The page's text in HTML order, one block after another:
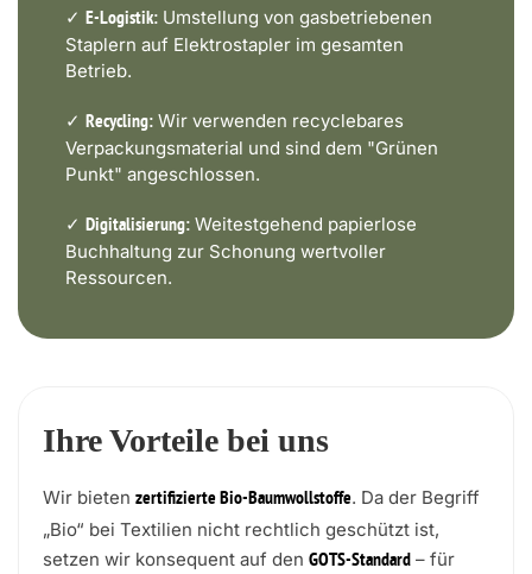
✓ E-Logistik: Umstellung von gasbetriebenen
Staplern auf Elektrostapler im gesamten
Betrieb.
✓ Recycling: Wir verwenden recyclebares
Verpackungsmaterial und sind dem "Grünen
Punkt" angeschlossen.
✓ Digitalisierung: Weitestgehend papierlose
Buchhaltung zur Schonung wertvoller
Ressourcen.
Ihre Vorteile bei uns
Wir bieten zertifizierte Bio-Baumwollstoffe. Da der Begriff
„Bio“ bei Textilien nicht rechtlich geschützt ist,
setzen wir konsequent auf den GOTS-Standard – für